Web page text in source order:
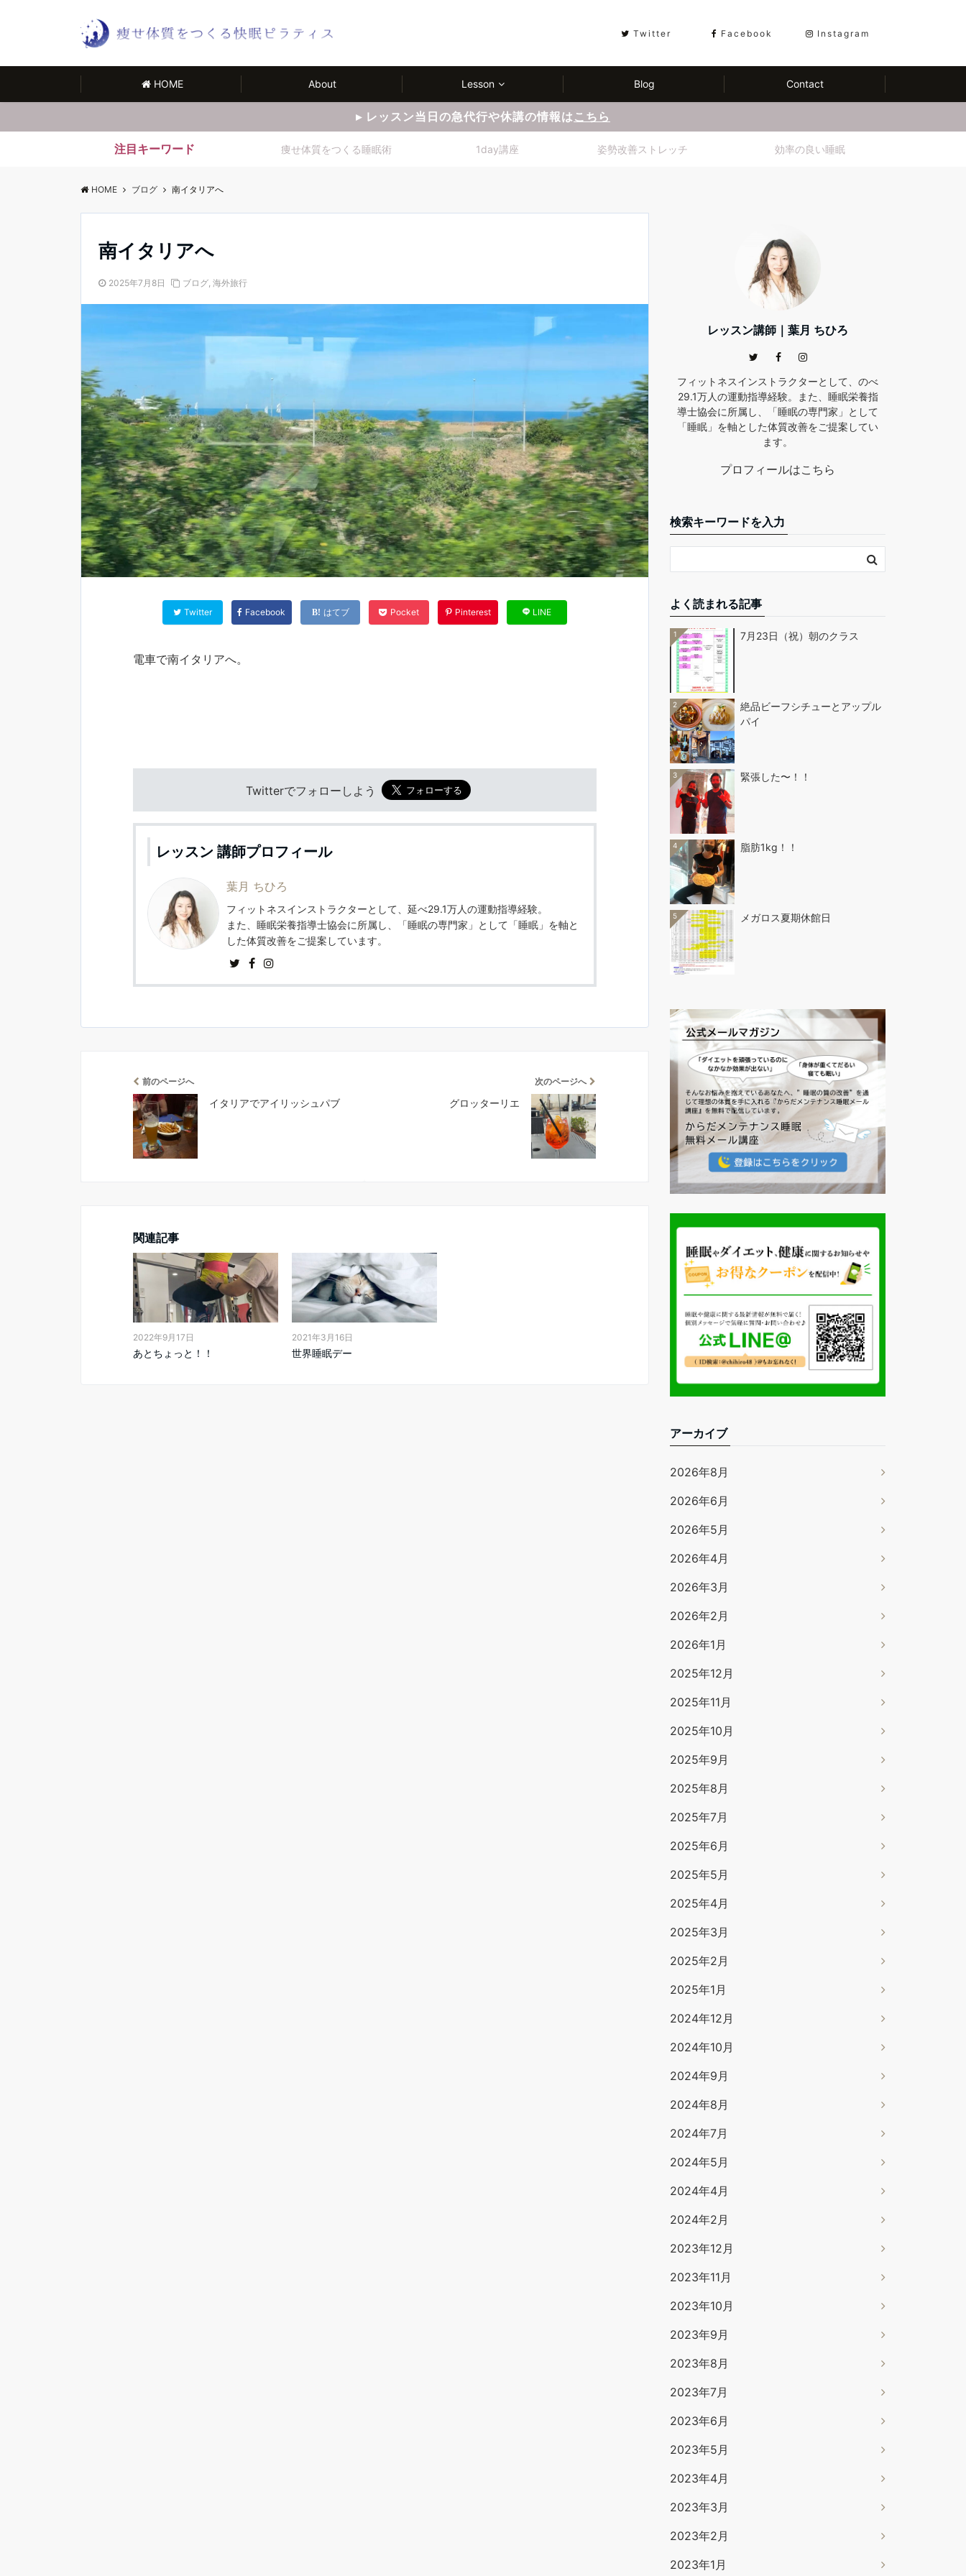
Twitter Facebook Instagram
HOME About Lesson Blog Contact
▸ レッスン当日の急代行や休講の情報はこちら
注目キーワード 痩せ体質をつくる睡眠術 1day講座 姿勢改善ストレッチ 効率の良い睡眠
HOME ブログ 南イタリアへ
南イタリアへ
2025年7月8日 ブログ, 海外旅行
Twitter Facebook はてブ Pocket Pinterest LINE
電車で南イタリアへ。
Twitterでフォローしよう
レッスン 講師プロフィール
葉月 ちひろ
フィットネスインストラクターとして、延べ29.1万人の運動指導経験。
また、睡眠栄養指導士協会に所属し、「睡眠の専門家」として「睡眠」を軸と
した体質改善をご提案しています。
前のページへ
イタリアでアイリッシュパブ
次のページへ
グロッターリエ
関連記事
2022年9月17日
あとちょっと！！
2021年3月16日
世界睡眠デー
レッスン講師｜葉月 ちひろ
フィットネスインストラクターとして、のべ
29.1万人の運動指導経験。また、睡眠栄養指
導士協会に所属し、「睡眠の専門家」として
「睡眠」を軸とした体質改善をご提案してい
ます。
プロフィールはこちら
検索キーワードを入力
よく読まれる記事
1 7月23日（祝）朝のクラス
2
絶品ビーフシチューとアップル
パイ
3 緊張した〜！！
4 脂肪1kg！！
5 メガロス夏期休館日
アーカイブ
2026年8月
2026年6月
2026年5月
2026年4月
2026年3月
2026年2月
2026年1月
2025年12月
2025年11月
2025年10月
2025年9月
2025年8月
2025年7月
2025年6月
2025年5月
2025年4月
2025年3月
2025年2月
2025年1月
2024年12月
2024年10月
2024年9月
2024年8月
2024年7月
2024年5月
2024年4月
2024年2月
2023年12月
2023年11月
2023年10月
2023年9月
2023年8月
2023年7月
2023年6月
2023年5月
2023年4月
2023年3月
2023年2月
2023年1月